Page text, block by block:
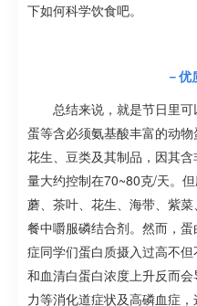
下如何科学饮食吧。
－优
总结来说，就是节日里可
蛋等含必须氨基酸丰富的动
花生、豆类及其制品，因其
量大约控制在70~80克/天。
蘑、茶叶、花生、海带、紫
餐中嚼服磷结合剂。然而，
症同学们蛋白质摄入过高不
和血清白蛋白浓度上升反而
力等消化道症状及高磷血症